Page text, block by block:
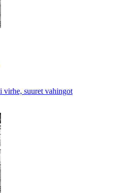
virhe, suuret vahingot